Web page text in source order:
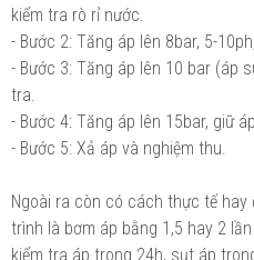
kiểm tra rò rỉ nước.
- Bước 2: Tăng áp lên 8bar, 5-
- Bước 3: Tăng áp lên 10 bar (áp
tra.
- Bước 4: Tăng áp lên 15bar, giữ
- Bước 5: Xả áp và nghiệm thu.
Ngoài ra còn có cách thực tế
trình là bơm áp bằng 1,5 hay 2
kiểm tra áp trong 24h, sụt áp